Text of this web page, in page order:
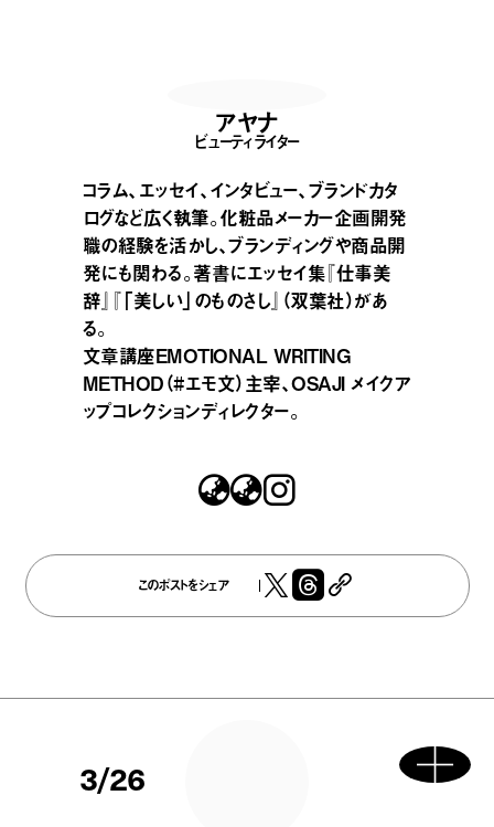
アヤナ
ビューティライター
コラム、エッセイ、インタビュー、ブランドカタ
ログなど広く執筆。化粧品メーカー企画開発
職の経験を活かし、ブランディングや商品開
発にも関わる。著書にエッセイ集『仕事美
辞』『「美しい」のものさし』（双葉社）があ
る。
文章講座EMOTIONAL WRITING
METHOD（#エモ文）主宰、OSAJI メイクア
ップコレクションディレクター。
このポストをシェア
3/26